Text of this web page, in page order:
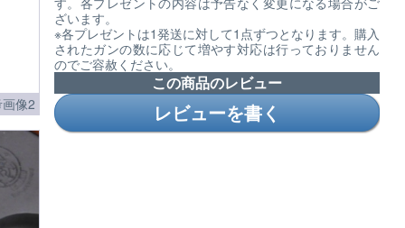
ざいます。
※各プレゼントは1発送に対して1点ずつとなります。購入
されたガンの数に応じて増やす対応は行っておりません
のでご容赦ください。
この商品のレビュー
レビューを書く
像2